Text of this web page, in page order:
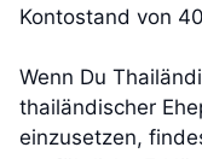
Kontostand von
Wenn Du
thailändischer
einzusetzen,